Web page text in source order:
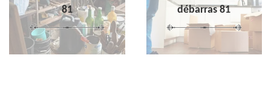
81
débarras 81